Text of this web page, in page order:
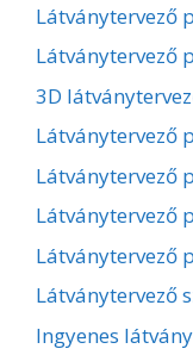
Látványtervező
Látványtervező
3D
Látványtervező
Látványtervező
Látványtervező
Látványtervező
Látványtervező
Ingyenes